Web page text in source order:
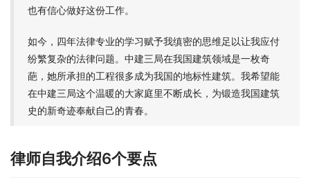
也有信心做好这份工作。
如今，四年法律专业的学习赋予我缜密的思维足以让我应付
纷繁复杂的法律问题。中建三局在我国建筑领域是一枚奇
葩，她所承担的工程很多成为我国的地标性建筑。我希望能
在中建三局这个温暖的大家庭里不断成长，为锻造我国建筑
史的新奇迹奉献自己的青春。
律师自我介绍6个要点